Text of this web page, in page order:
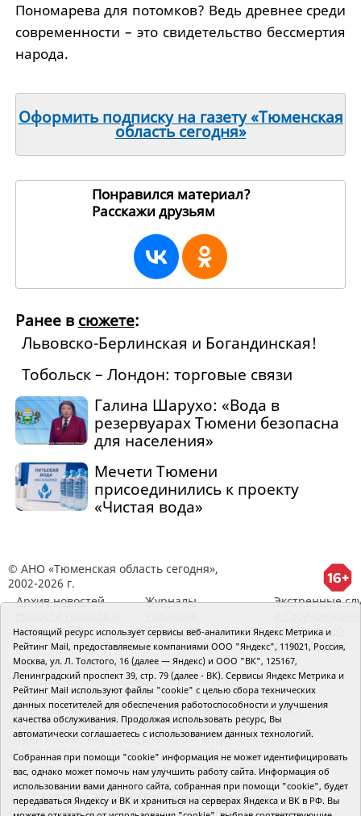
Пономарева для потомков? Ведь древнее среди
современности – это свидетельство бессмертия
народа.
Оформить подписку на газету «Тюменская
область сегодня»
Понравился материал?
Расскажи друзьям
Ранее в сюжете:
Львовско-Берлинская и Богандинская!
Тобольск – Лондон: торговые связи
Галина Шарухо: «Вода в
резервуарах Тюмени безопасна
для населения»
Мечети Тюмени
присоединились к проекту
«Чистая вода»
© АНО «Тюменская область сегодня»,
2002-2026 г.
Архив новостей
районов ТО
Журналы
RSS поток
Экстренные
Сведения об
организации
Главный редактор Рябков А.В.
Редакция: 625002, Тюмень, Осипенко, 81,
телефон (3452)49-00-18, e-mail: tumentoday@obl72.ru
Адрес для писем: 625000, Россия, Тюмень, Почтамт,
а/я 371. Для пресс-релизов: tumentoday@obl72.ru.
Отдел писем: тел. (3452) 39-90-59. Отдел рекламы:
тел. (3452) 39-90-51. Регистрация СМИ: Сетевое
издание «Интернет-газета «Тюменская область
сегодня», свидетельство о регистрации СМИ Эл №
ФС77-64918 от 24.02.2016 выдано Федеральной
службой по надзору в сфере связи, информационных
Настоящий ресурс использует сервисы веб-аналитики Яндекс Метрика и
Рейтинг Mail, предоставляемые компаниями ООО "Яндекс", 119021, Россия,
Москва, ул. Л. Толстого, 16 (далее — Яндекс) и ООО "ВК", 125167,
Ленинградский проспект 39, стр. 79 (далее - ВК). Сервисы Яндекс Метрика и
Рейтинг Mail используют файлы "cookie" с целью сбора технических
данных посетителей для обеспечения работоспособности и улучшения
качества обслуживания. Продолжая использовать ресурс, Вы
автоматически соглашаетесь с использованием данных технологий.
Собранная при помощи "cookie" информация не может идентифицировать
вас, однако может помочь нам улучшить работу сайта. Информация об
использовании вами данного сайта, собранная при помощи "cookie", будет
передаваться Яндексу и ВК и храниться на серверах Яндекса и ВК в РФ. Вы